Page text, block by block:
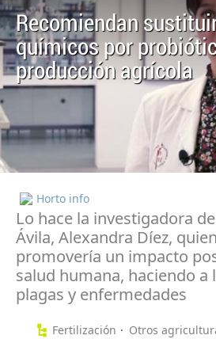
Recomiendan
químicos por
producción agrícola
Horto info
Lo hace la investigadora
Ávila, Alexandra Díez,
promovería un impacto
salud humana, haciendo
plagas y enfermedades
Fertilización
Otros